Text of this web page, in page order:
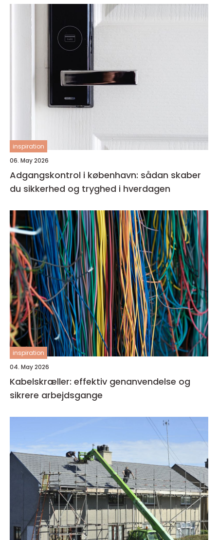
inspiration
06. May 2026
Adgangskontrol i københavn: sådan skaber
du sikkerhed og tryghed i hverdagen
inspiration
04. May 2026
Kabelskræller: effektiv genanvendelse og
sikrere arbejdsgange